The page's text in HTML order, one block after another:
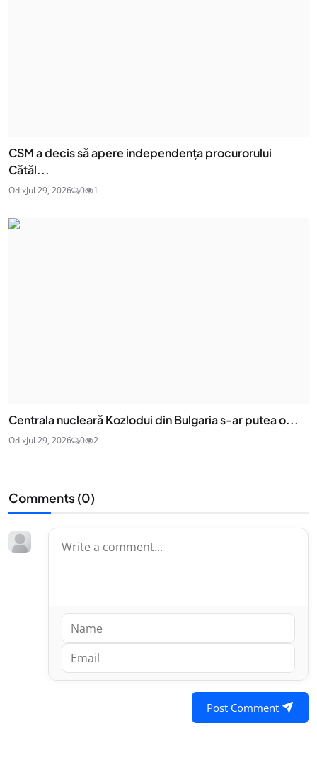
CSM a decis să apere independența procurorului
Cătăl...
OdixJul 29, 2026 0 1
Centrala nucleară Kozlodui din Bulgaria s-ar putea o...
OdixJul 29, 2026 0 2
Comments (0)
Post Comment